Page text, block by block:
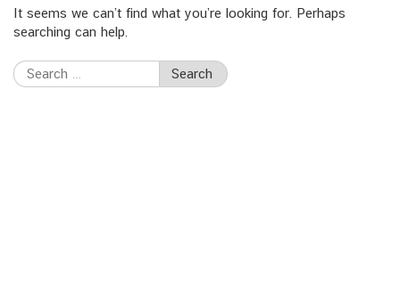
It seems we can’t find what you’re looking for. Perhaps
searching can help.
Search
for: